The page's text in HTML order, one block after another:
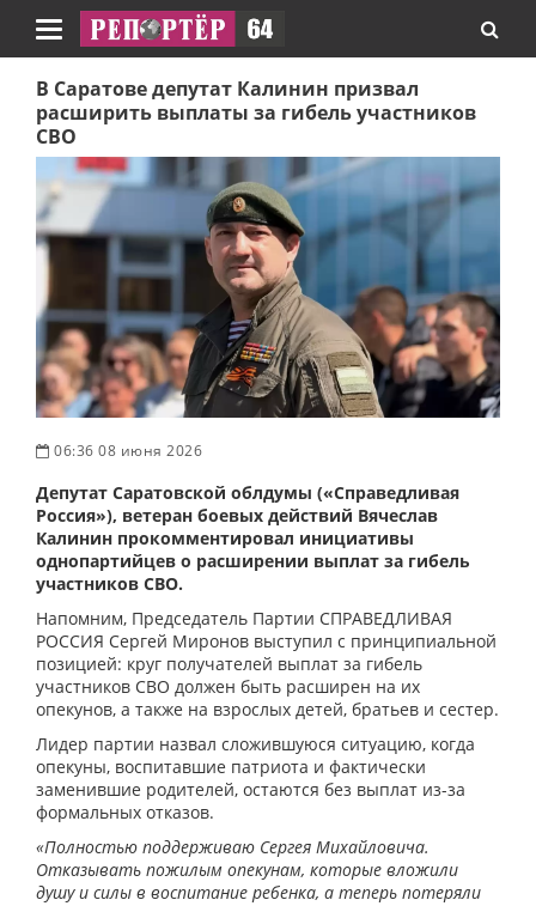
Навигация
В Саратове депутат Калинин призвал
расширить выплаты за гибель участников
СВО
06:36 08 июня 2026
Депутат Саратовской облдумы («Справедливая
Россия»), ветеран боевых действий Вячеслав
Калинин прокомментировал инициативы
однопартийцев о расширении выплат за гибель
участников СВО.
Напомним, Председатель Партии СПРАВЕДЛИВАЯ
РОССИЯ Сергей Миронов выступил с принципиальной
позицией: круг получателей выплат за гибель
участников СВО должен быть расширен на их
опекунов, а также на взрослых детей, братьев и сестер.
Лидер партии назвал сложившуюся ситуацию, когда
опекуны, воспитавшие патриота и фактически
заменившие родителей, остаются без выплат из-за
формальных отказов.
«Полностью поддерживаю Сергея Михайловича.
Отказывать пожилым опекунам, которые вложили
душу и силы в воспитание ребенка, а теперь потеряли